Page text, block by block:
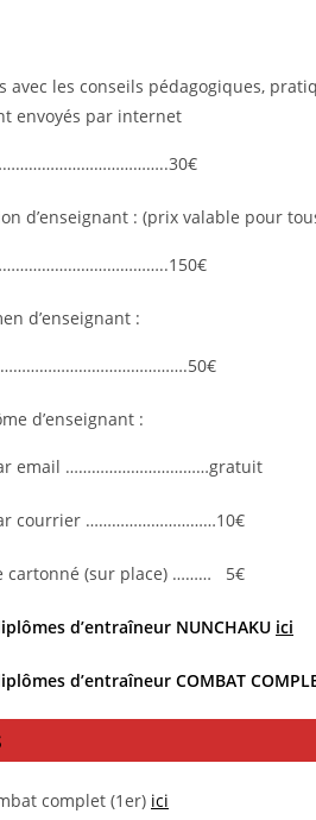
avec les conseils pédagogiques,
envoyés par internet
d’enseignant : (prix valable pour
d’enseignant :
d’enseignant :
email ……………………………gratuit
courrier …………………………10€
cartonné (sur place) ……… 5€
d’entraîneur NUNCHAKU ici
d’entraîneur COMBAT
complet (1er) ici